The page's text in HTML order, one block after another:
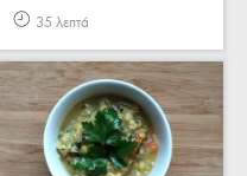
35 λεπτά